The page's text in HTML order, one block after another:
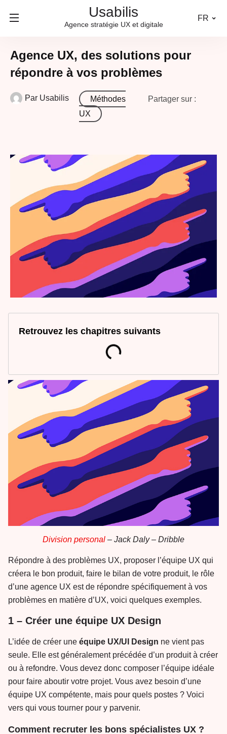
Usabilis
Agence stratégie UX et digitale
FR
Agence UX, des solutions pour
répondre à vos problèmes
Par Usabilis
Méthodes
UX
Partager sur :
Retrouvez les chapitres suivants
Division personal – Jack Daly – Dribble
Répondre à des problèmes UX, proposer l’équipe UX qui
créera le bon produit, faire le bilan de votre produit, le rôle
d’une agence UX est de répondre spécifiquement à vos
problèmes en matière d’UX, voici quelques exemples.
1 – Créer une équipe UX Design
L’idée de créer une équipe UX/UI Design ne vient pas
seule. Elle est généralement précédée d’un produit à créer
ou à refondre. Vous devez donc composer l’équipe idéale
pour faire aboutir votre projet. Vous avez besoin d’une
équipe UX compétente, mais pour quels postes ? Voici
vers qui vous tourner pour y parvenir.
Comment recruter les bons spécialistes UX ?